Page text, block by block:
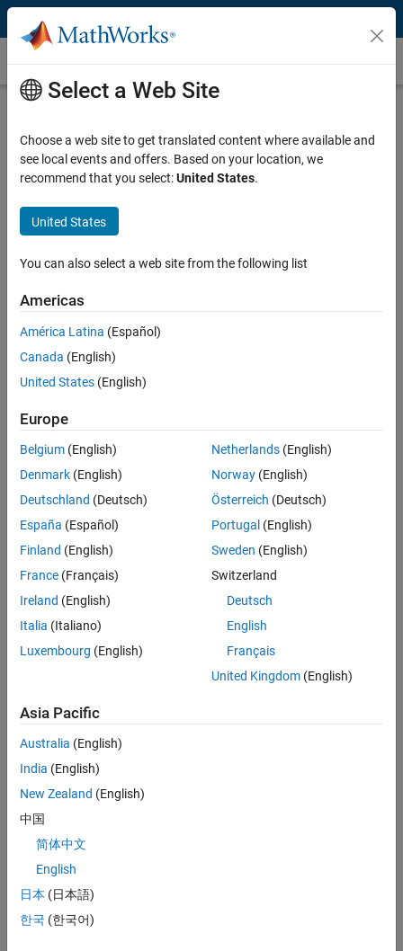
Skip to content
パワーエレクトロニクス
パワーエレクトロニクス（パワエレ）は、電力を適切な電圧や電流
に変換する技術です。パワエレは「電力工学」「制御工学」「エレ
クトロニクス（半導体工学）」の技術を組み合わせて電力変換を実
システムの設計、船舶や航空宇宙分野における製品の電動化にも貢
献しています。パワエレの代表的な役割として、下記の２つが挙げ
られます。
役割１：電気エネルギーを適切な電力・電圧に変換
役割１：電気エネルギーを適切な電力・電圧に変換
日本の家庭用コンセントからは交流(AC: Alternating Current)で電圧
るには直流(DC: Direct Current)で直流電圧5Vの電気が必要です。こ
のときスマートフォンの充電に適した電圧と電流に変換を行ってい
いだとすると機器が故障し、人が感電する可能性があります。パワ
ーエレクトロニクス技術によって電気を適切に変換することで、電
気機器を安全に利用することができます。
図1: 電気エネルギーを適切な電力・電圧に変換
役割2：電力変換時のエネルギーロスの低減
パワエレ技術を用いることで、電力変換器はより少ない電力変換損
失で電力を所望の電圧・電流に変換することができます。仮に図の
すると、電力ロスによりEVに送られる電力が減少し、変換時に発生
する熱を冷却する機構が必要になり設備が大型化してしまいます。
図の右側に示すようにパワエレ技術を活用して電力変換損失を下げ
ることでシステムの小型化を実現しながら、効率的に電力をEVに供
Select a Web Site
Choose a web site to get translated content where available and
see local events and offers. Based on your location, we
recommend that you select:United States.
United States
You can also select a web site from the following list
Americas
América Latina (Español)
Canada (English)
United States (English)
Europe
Belgium (English)
Denmark (English)
Deutschland (Deutsch)
España (Español)
Finland (English)
France (Français)
Ireland (English)
Italia (Italiano)
Luxembourg (English)
Netherlands(English)
Norway(English)
Österreich (Deutsch)
Portugal (English)
Sweden (English)
Switzerland
Deutsch
English
Français
United Kingdom(English)
Asia Pacific
Australia (English)
India (English)
New Zealand (English)
中国
简体中文
English
日本 (日本語)
한국 (한국어)